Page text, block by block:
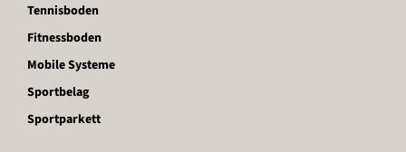
Tennisboden
Fitnessboden
Mobile Systeme
Sportbelag
Sportparkett